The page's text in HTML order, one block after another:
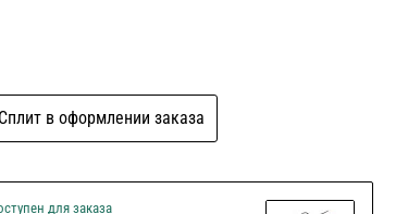
в оформлении заказа
для заказа